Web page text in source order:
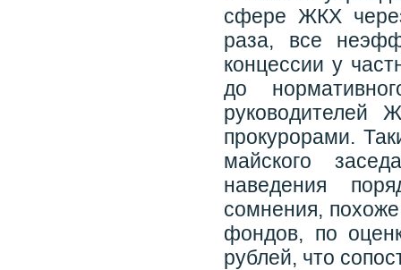
сфере ЖКХ
раза, все
концессии у
до
руководителей
прокурорами.
майского
наведения
сомнения,
фондов, по
рублей, что